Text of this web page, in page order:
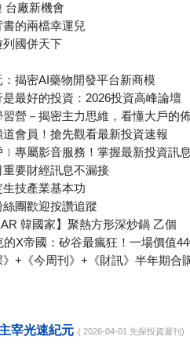
台廠新機會
的兩檔幸運兒
國併天下
揭密AI藥物開發平台新商模
最好的投資：2026投資高峰論壇
營－揭密主力思維，看懂大戶的
會員！搶先觀看最新投資速報
專屬影音服務！掌握最新投資訊
要財經訊息不漏接
技產業基本功
團歡迎按讚追蹤
韓國家】聚熱方形深炒鍋 乙個
X帝國：矽谷最瘋狂！一場價值
+《今周刊》+《財訊》半年期合
宰光速紀元 ( 2026-04-01 先探投資週刊)